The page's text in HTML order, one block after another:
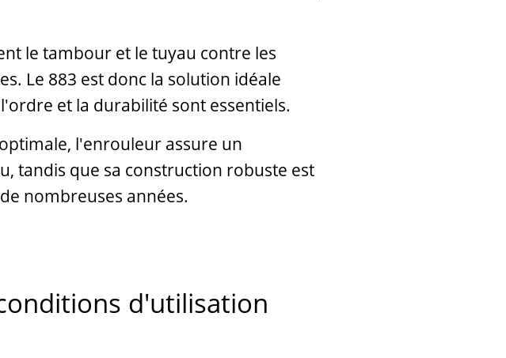
le tambour et le tuyau contre les
Le 883 est donc la solution idéale
et la durabilité sont essentiels.
l'enrouleur assure un
tandis que sa construction robuste est
nombreuses années.
d'utilisation